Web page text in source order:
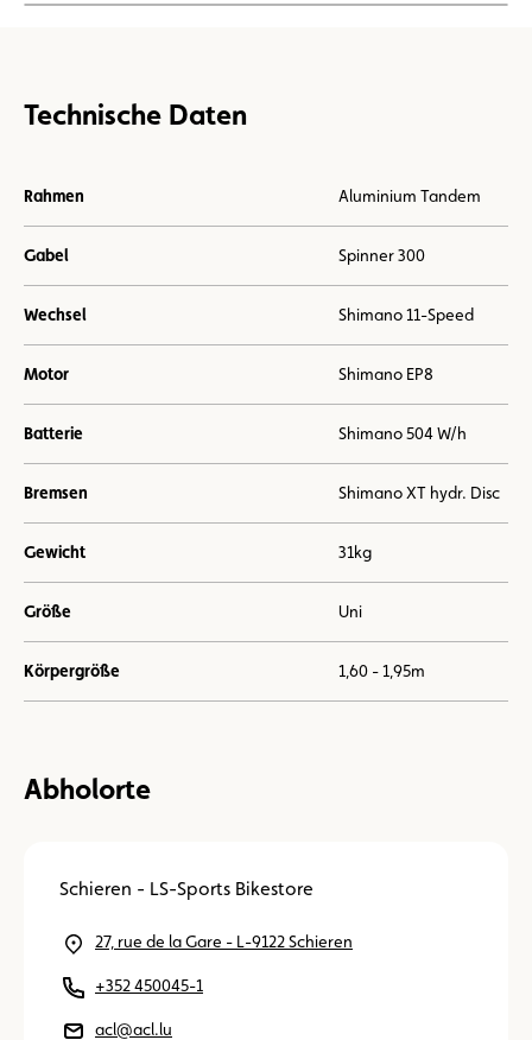
Technische Daten
Rahmen Aluminium Tandem
Gabel Spinner 300
Wechsel Shimano 11-Speed
Motor Shimano EP8
Batterie Shimano 504 W/h
Bremsen Shimano XT hydr. Disc
Gewicht 31kg
Größe Uni
Körpergröße 1,60 - 1,95m
Abholorte
Schieren - LS-Sports Bikestore
27, rue de la Gare - L-9122 Schieren
+352 450045-1
acl@acl.lu